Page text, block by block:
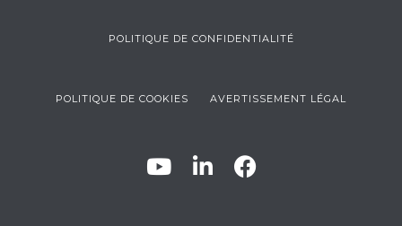
POLITIQUE DE CONFIDENTIALITÉ
POLITIQUE DE COOKIES AVERTISSEMENT LÉGAL